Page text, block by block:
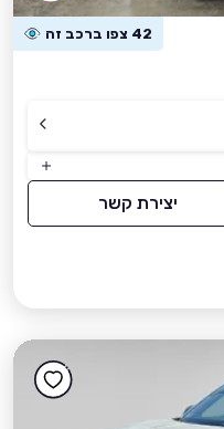
42 צפו ברכב זה
יצירת קשר